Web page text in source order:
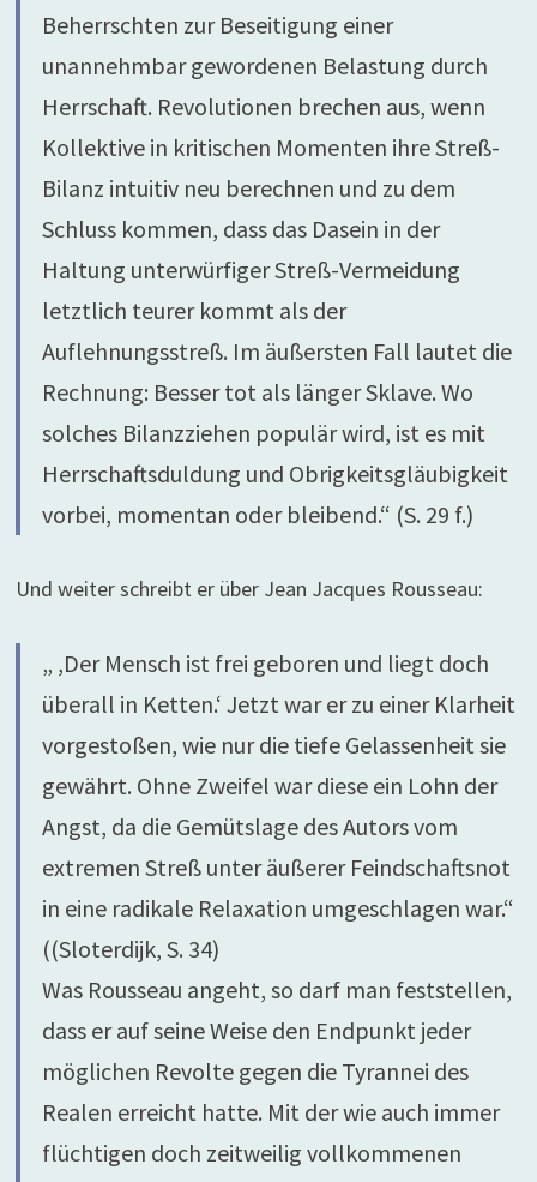
Beherrschten zur Beseitigung einer
unannehmbar gewordenen Belastung durch
Herrschaft. Revolutionen brechen aus, wenn
Kollektive in kritischen Momenten ihre Streß-
Bilanz intuitiv neu berechnen und zu dem
Schluss kommen, dass das Dasein in der
Haltung unterwürfiger Streß-Vermeidung
letztlich teurer kommt als der
Auflehnungsstreß. Im äußersten Fall lautet die
Rechnung: Besser tot als länger Sklave. Wo
solches Bilanzziehen populär wird, ist es mit
Herrschaftsduldung und Obrigkeitsgläubigkeit
vorbei, momentan oder bleibend.“ (S. 29 f.)
Und weiter schreibt er über Jean Jacques Rousseau:
„ ,Der Mensch ist frei geboren und liegt doch
überall in Ketten.‘ Jetzt war er zu einer Klarheit
vorgestoßen, wie nur die tiefe Gelassenheit sie
gewährt. Ohne Zweifel war diese ein Lohn der
Angst, da die Gemütslage des Autors vom
extremen Streß unter äußerer Feindschaftsnot
in eine radikale Relaxation umgeschlagen war.“
((Sloterdijk, S. 34)
Was Rousseau angeht, so darf man feststellen,
dass er auf seine Weise den Endpunkt jeder
möglichen Revolte gegen die Tyrannei des
Realen erreicht hatte. Mit der wie auch immer
flüchtigen doch zeitweilig vollkommenen